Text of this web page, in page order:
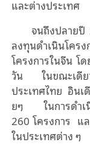
และต่างประเทศ
จนถึงปลาย
ลงทุนดำเนินโ
โครงการในจีน โ
วัน ในขณะเดี
ประเทศไทย อินเ
ยๆ ในการดำเนิ
260 โครงการ แ
ในประเทศต่าง ๆ